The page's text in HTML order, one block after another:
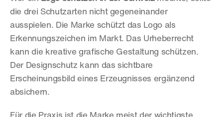
die drei Schutzarten nicht gegeneinander
ausspielen. Die Marke schützt das Logo als
Erkennungszeichen im Markt. Das Urheberrecht
kann die kreative grafische Gestaltung schützen.
Der Designschutz kann das sichtbare
Erscheinungsbild eines Erzeugnisses ergänzend
absichern.